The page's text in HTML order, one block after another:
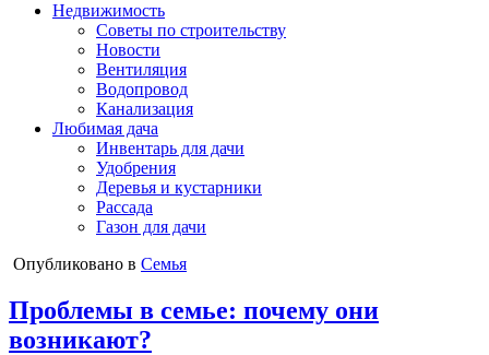
Недвижимость
Советы по строительству
Новости
Вентиляция
Водопровод
Канализация
Любимая дача
Инвентарь для дачи
Удобрения
Деревья и кустарники
Рассада
Газон для дачи
Опубликовано в Семья
Проблемы в семье: почему они
возникают?